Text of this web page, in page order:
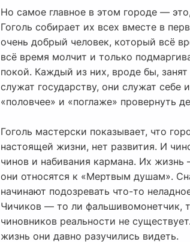
Но самое главное в этом городе —
Гоголь собирает их всех вместе в
очень добрый человек, который всё
всё время молчит и только
покой. Каждый из них, вроде бы,
служат государству, они служат
«половчее» и «поглаже» провернуть
Гоголь мастерски показывает, что
настоящей жизни, нет развития. И
чинов и набивания кармана. Их жизнь
они относятся к «Мертвым душам».
начинают подозревать что-то
Чичиков — то ли фальшивомонетчик,
чиновников реальности не
жизнь они давно разучились видеть.